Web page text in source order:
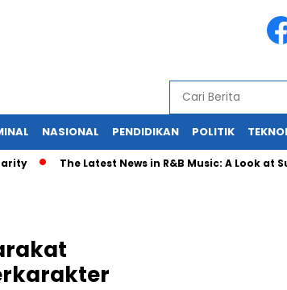
NASIONAL PENDIDIKAN POLITIK
The Latest News in R&B Music: A Look at